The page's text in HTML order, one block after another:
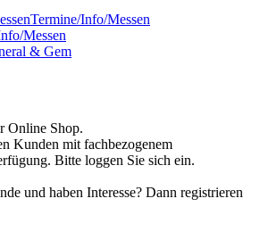
Termine/Info/Messen
Messen
& Gem
Online Shop.
Kunden mit fachbezogenem
Bitte loggen Sie sich ein.
und haben Interesse? Dann registrieren